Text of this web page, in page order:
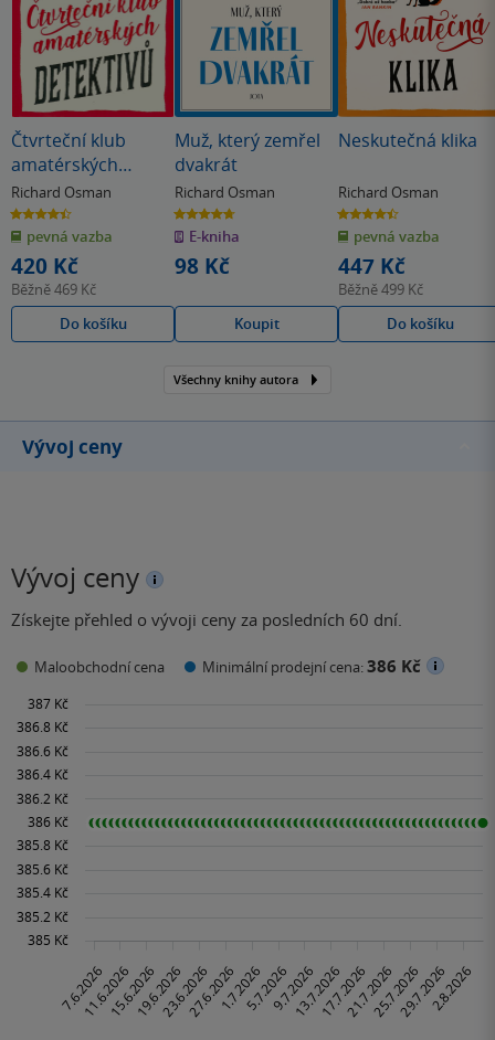
Čtvrteční klub
amatérských
detektivů
Richard Osman
4.4
z
5
hvězdiček
pevná vazba
420 Kč
Běžně469 Kč
Do košíku
Muž, který zemřel
dvakrát
Richard Osman
4.7
z
5
hvězdiček
E-kniha
98 Kč
Koupit
Neskutečná klika
Richard Osman
4.5
z
5
hvězdiček
pevná vazba
447 Kč
Běžně499 Kč
Do košíku
Všechny knihy autora
Vývoj ceny
Vývoj ceny
Získejte přehled o vývoji ceny za posledních 60 dní.
Maloobchodní cena Minimální prodejní cena:386 Kč